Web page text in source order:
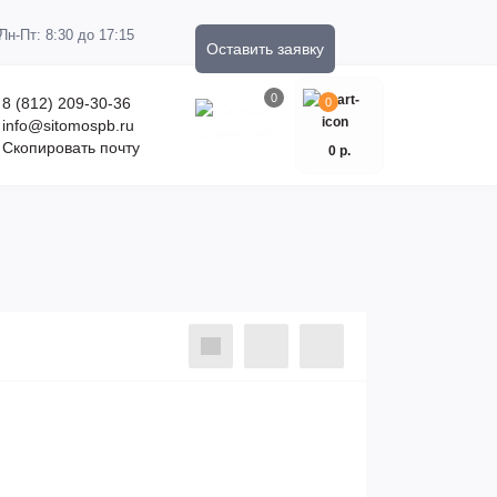
Пт: 8:30 до 17:15
Оставить заявку
8 (812) 209-30-36
info@sitomospb.ru
Скопировать почту
0 0
0 р.